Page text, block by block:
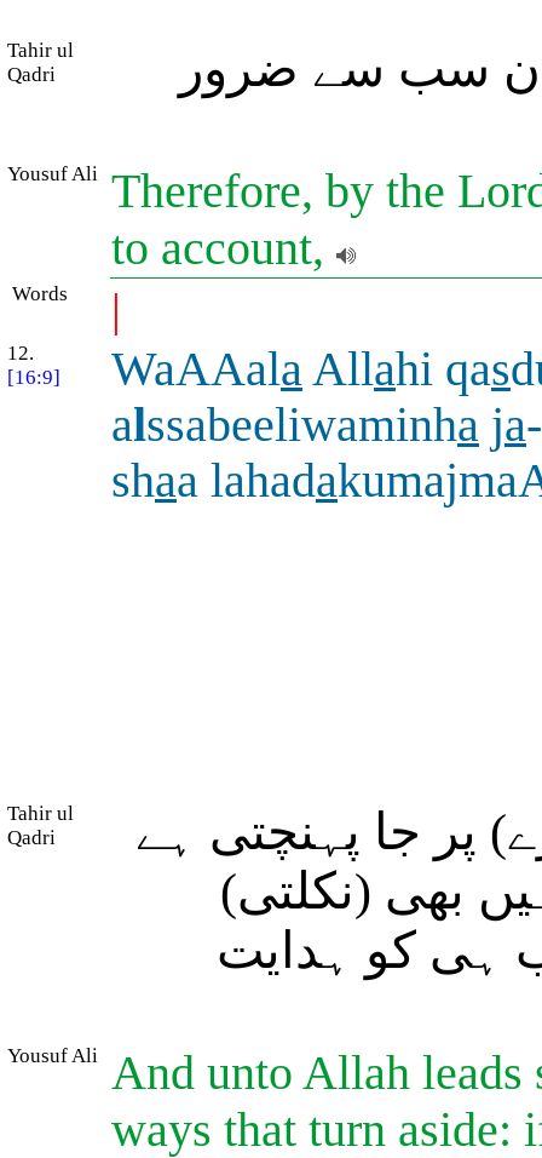
Tahir ul
Qadri
سب سے ضرور
Yousuf Ali Therefore, by the
to account,
Words |
12.
[16:9]
WaAAalaAllahi qas
alssabeeliwaminha ja
shaa lahada
Tahir ul
Qadri
پر جا پہنچتی ہے
بھی (نکلتی)
ہی کو ہدایت
Yousuf Ali And unto Allah leads
ways that turn